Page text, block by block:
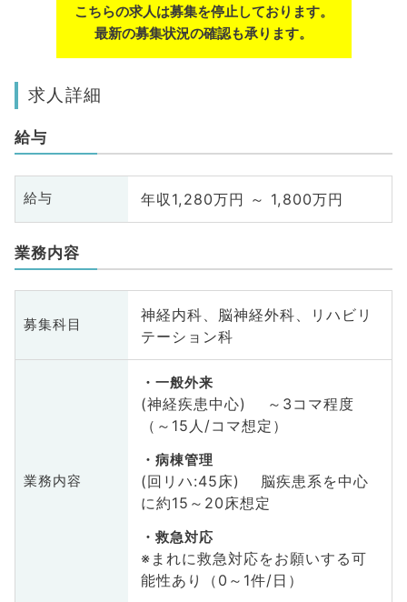
こちらの求人は募集を停止しております。
最新の募集状況の確認も承ります。
求人詳細
給与
給与 年収1,280万円 ～ 1,800万円
業務内容
募集科目
神経内科、脳神経外科、リハビリ
テーション科
業務内容
一般外来
(神経疾患中心) ～3コマ程度
（～15人/コマ想定）
病棟管理
(回リハ:45床) 脳疾患系を中心
に約15～20床想定
救急対応
※まれに救急対応をお願いする可
能性あり（0～1件/日）